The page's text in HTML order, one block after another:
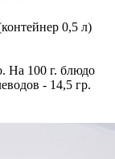
0,5 л)
На 100 г. блюдо
- 14,5 гр.